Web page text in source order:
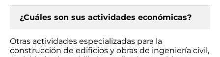
¿Cuáles son sus actividades económicas?
Otras actividades especializadas para la
construcción de edificios y obras de ingeniería civil,